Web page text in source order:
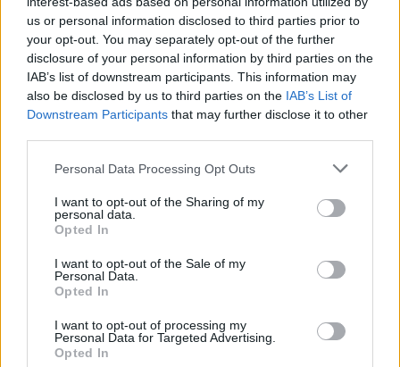
us or personal information disclosed to third parties prior to
your opt-out. You may separately opt-out of the further
disclosure of your personal information by third parties on the
IAB’s list of downstream participants. This information may
also be disclosed by us to third parties on the IAB’s List of
Downstream Participants that may further disclose it to other
Personal Data Processing Opt Outs
I want to opt-out of the Sharing of my
personal data.
Opted In
I want to opt-out of the Sale of my
Personal Data.
Opted In
I want to opt-out of processing my
Personal Data for Targeted Advertising.
Opted In
2026 m. rugpjūčio 6 d. 14:21
Lrytas.lt
Vizažistės, verslininkės Oksanos Pikul (42
m.) ir kovotojo Dominyko Dirksčio (24 m.)
skyrybų drama netyla.